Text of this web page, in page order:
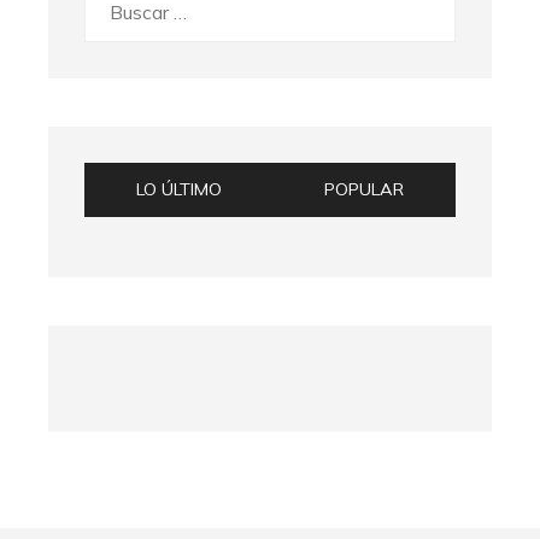
LO ÚLTIMO POPULAR